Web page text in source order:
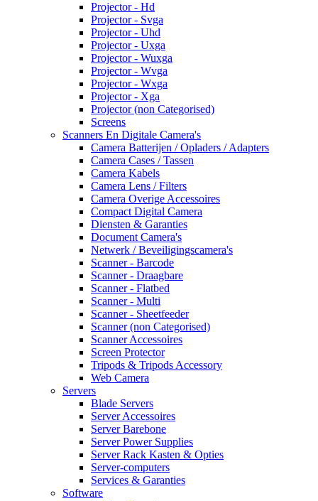
Projector - Hd
Projector - Svga
Projector - Uhd
Projector - Uxga
Projector - Wuxga
Projector - Wvga
Projector - Wxga
Projector - Xga
Projector (non Categorised)
Screens
Scanners En Digitale Camera's
Camera Batterijen / Opladers / Adapters
Camera Cases / Tassen
Camera Kabels
Camera Lens / Filters
Camera Overige Accessoires
Compact Digital Camera
Diensten & Garanties
Document Camera's
Netwerk / Beveiligingscamera's
Scanner - Barcode
Scanner - Draagbare
Scanner - Flatbed
Scanner - Multi
Scanner - Sheetfeeder
Scanner (non Categorised)
Scanner Accessoires
Screen Protector
Tripods & Tripods Accessory
Web Camera
Servers
Blade Servers
Server Accessoires
Server Barebone
Server Power Supplies
Server Rack Kasten & Opties
Server-computers
Services & Garanties
Software